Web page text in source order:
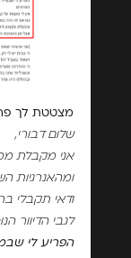
מצטטת לך
שלום דבורי,
אני מקבלת
ומהאנרגיות
ודאי תקבלי
לגבי הדיוור
הפריע לי